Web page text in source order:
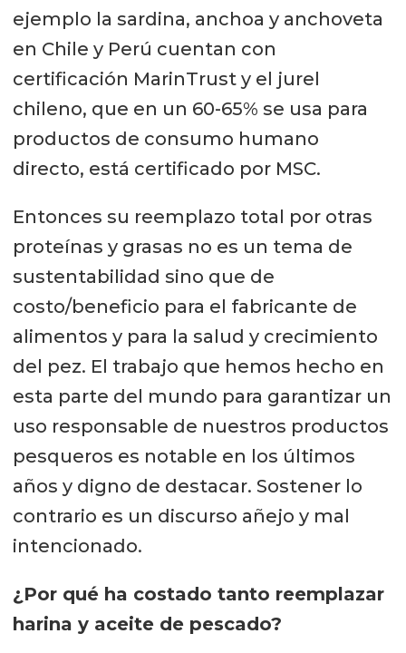
ejemplo la sardina, anchoa y anchoveta
en Chile y Perú cuentan con
certificación MarinTrust y el jurel
chileno, que en un 60-65% se usa para
productos de consumo humano
directo, está certificado por MSC.
Entonces su reemplazo total por otras
proteínas y grasas no es un tema de
sustentabilidad sino que de
costo/beneficio para el fabricante de
alimentos y para la salud y crecimiento
del pez. El trabajo que hemos hecho en
esta parte del mundo para garantizar un
uso responsable de nuestros productos
pesqueros es notable en los últimos
años y digno de destacar. Sostener lo
contrario es un discurso añejo y mal
intencionado.
¿Por qué ha costado tanto reemplazar
harina y aceite de pescado?